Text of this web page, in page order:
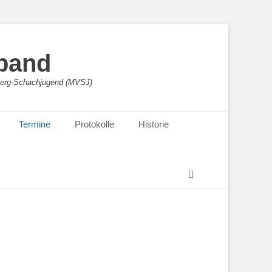
Schachjugend (MVSJ)
Termine Protokolle Historie